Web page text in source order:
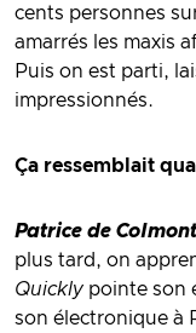
cents personnes
amarrés les maxis
Puis on est parti,
impressionnés.
Ça ressemblait
Patrice de
plus tard, on
Quickly pointe son
son électronique à